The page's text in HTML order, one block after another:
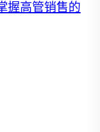
握高管销售的